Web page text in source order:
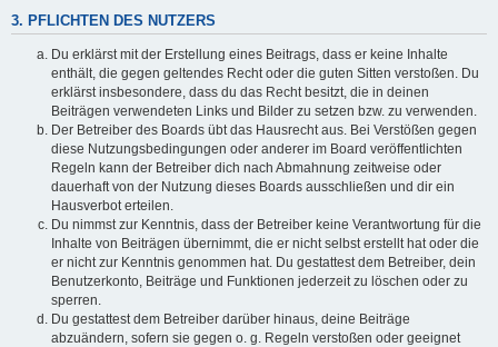
3. PFLICHTEN DES NUTZERS
Du erklärst mit der Erstellung eines Beitrags, dass er keine Inhalte
enthält, die gegen geltendes Recht oder die guten Sitten verstoßen. Du
erklärst insbesondere, dass du das Recht besitzt, die in deinen
Beiträgen verwendeten Links und Bilder zu setzen bzw. zu verwenden.
Der Betreiber des Boards übt das Hausrecht aus. Bei Verstößen gegen
diese Nutzungsbedingungen oder anderer im Board veröffentlichten
Regeln kann der Betreiber dich nach Abmahnung zeitweise oder
dauerhaft von der Nutzung dieses Boards ausschließen und dir ein
Hausverbot erteilen.
Du nimmst zur Kenntnis, dass der Betreiber keine Verantwortung für die
Inhalte von Beiträgen übernimmt, die er nicht selbst erstellt hat oder die
er nicht zur Kenntnis genommen hat. Du gestattest dem Betreiber, dein
Benutzerkonto, Beiträge und Funktionen jederzeit zu löschen oder zu
sperren.
Du gestattest dem Betreiber darüber hinaus, deine Beiträge
abzuändern, sofern sie gegen o. g. Regeln verstoßen oder geeignet